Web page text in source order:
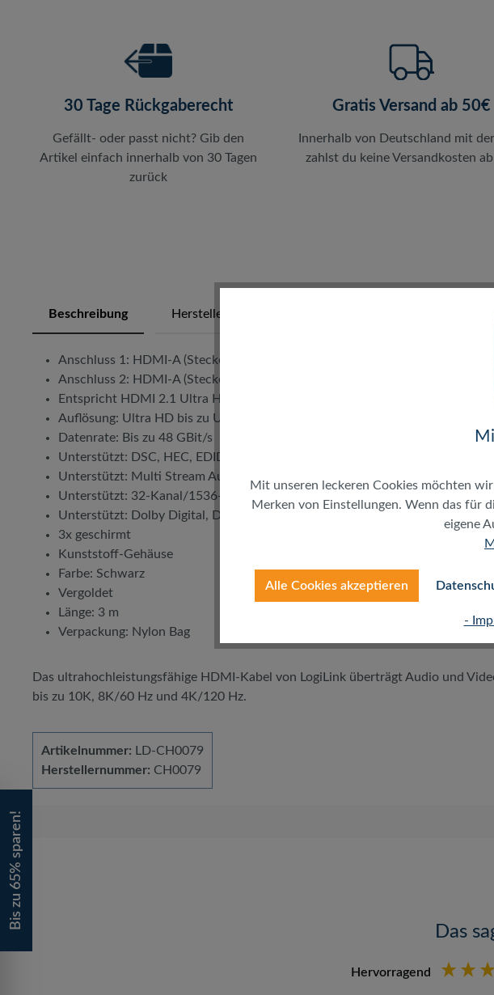
30 Tage Rückgaberecht
Gefällt- oder passt nicht? Gib den
Artikel einfach innerhalb von 30 Tagen
zurück
Gratis Versand ab 50€
Innerhalb von Deutschland mit
zahlst du keine Versandkosten
Beschreibung Herstellerinfos
Anschluss 1: HDMI-A (Stecker)
Anschluss 2: HDMI-A (Stecker)
Entspricht HDMI 2.1 Ultra High Speed with Ethernet
Auflösung: Ultra HD bis zu UHD 8K/60 Hz (7680x4320) und UHD 4K/120 Hz
Datenrate: Bis zu 48 GBit/s
Unterstützt: DSC, HEC, EDID, HDCP, eARC, HDR, CEC, 3D
Unterstützt: Multi Stream Audio/Video
Unterstützt: 32-Kanal/1536-kHz Audio formats
Unterstützt: Dolby Digital, DTS, MPEG, DVD audio, SACD, Dolby Digital
3x geschirmt
Kunststoff-Gehäuse
Farbe: Schwarz
Vergoldet
Länge: 3 m
Verpackung: Nylon Bag
Das ultrahochleistungsfähige HDMI-Kabel von LogiLink überträgt Audio und
bis zu 10K, 8K/60 Hz und 4K/120 Hz.
Artikelnummer: LD-CH0079
Herstellernummer: CH0079
Das
Hervorragend
Bis zu 65% sparen!
Mit unseren leckeren Cookies möchten
Merken von Einstellungen. Wenn das für
eigene
Alle Cookies akzeptieren
-